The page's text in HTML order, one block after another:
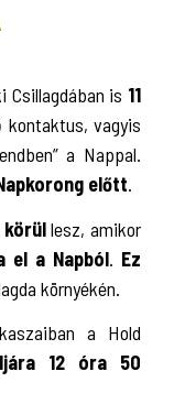
Csillagdában is 11
vagyis
a Nappal.
előtt.
körüllesz, amikor
el a Napból. Ez
környékén.
a Hold
12 óra 50